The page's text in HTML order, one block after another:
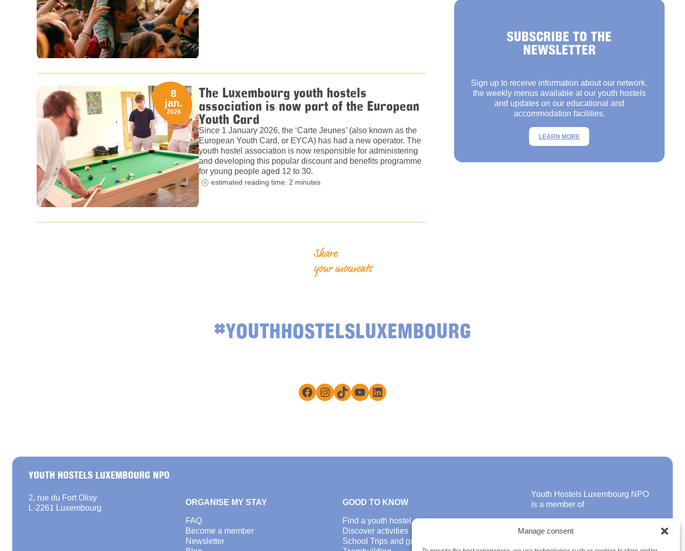
Manage consent
The Luxembourg youth hostels
association is now part of the European
Youth Card
Since 1 January 2026, the ‘Carte Jeunes’ (also known as the
European Youth Card, or EYCA) has had a new operator. The
youth hostel association is now responsible for administering
and developing this popular discount and benefits programme
for young people aged 12 to 30.
8
jan.
2026
estimated reading time: 2 minutes
SUBSCRIBE TO THE
NEWSLETTER
Sign up to receive information about our network,
the weekly menus available at our youth hostels
and updates on our educational and
accommodation facilities.
LEARN MORE
Share
your moments
#YOUTHHOSTELSLUXEMBOURG
Facebook
Instagram
TikTokYouTube
LinkedIn
YOUTH HOSTELS LUXEMBOURG NPO
2, rue du Fort Olisy
L-2261 Luxembourg
ORGANISE MY STAY
FAQ
Become a member
Newsletter
GOOD TO KNOW
Find a youth hostel
Discover activities
School Trips and group excursions
Youth Hostels Luxembourg NPO
is a member of